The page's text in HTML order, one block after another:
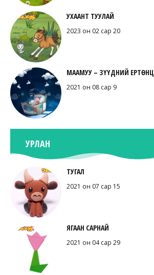
УХААНТ ТУУЛАЙ
2023 он 02 сар 20
МААМУУ – ЗҮҮДНИЙ ЕРТӨНЦ
2021 он 08 сар 9
УРЛАН
ТУГАЛ
2021 он 07 сар 15
ЯГААН САРНАЙ
2021 он 04 сар 29